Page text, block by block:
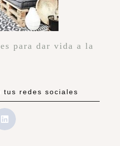
para dar vida a la
tus redes sociales